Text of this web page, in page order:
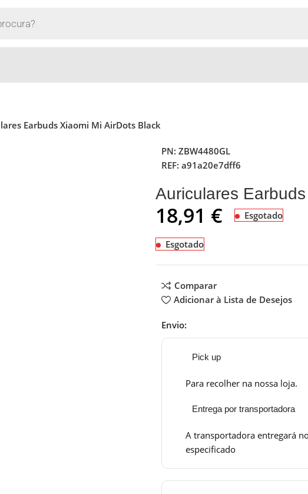
Earbuds Xiaomi Mi AirDots Black
PN: ZBW4480GL
REF: a91a20e7dff6
Auriculares
18,91 € Esgotado
Esgotado
Comparar
Adicionar à Lista de Desejos
Envio:
Pick up
Para recolher na nossa loja.
Entrega por transportadora
A transportadora entregará
especificado